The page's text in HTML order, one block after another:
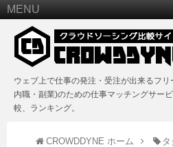
MENU
ウェブ上で仕事の発注・受注が出来るフリ
内職・副業)のための仕事マッチングサー
較、ランキング。
CROWDDYNE ホーム